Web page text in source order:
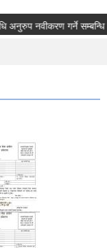
नवीकरण गर्ने सम्बन्धि